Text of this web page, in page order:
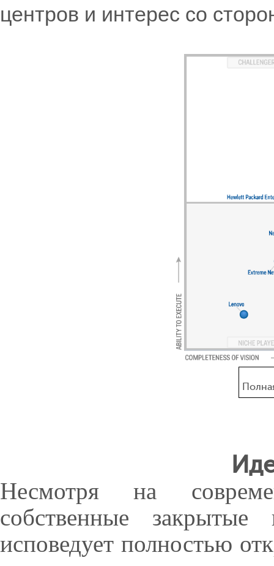
центров и интерес со
Несмотря на
собственные
исповедует полностью